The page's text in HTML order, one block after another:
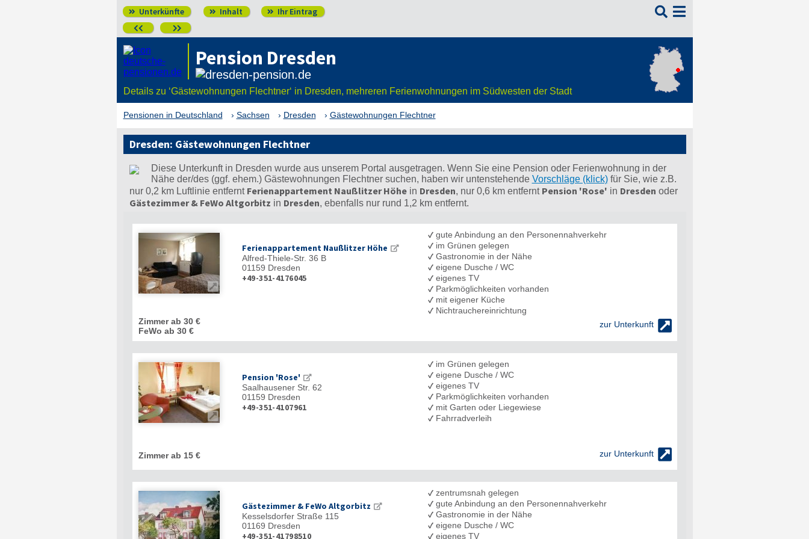
 Unterkünfte  Inhalt  Ihr Eintrag
 

Pension Dresden
Details zu ‘Gästewohnungen Flechtner‘ in Dresden, mehreren Ferienwohnungen im Südwesten der Stadt
Pensionen in Deutschland Sachsen Dresden Gästewohnungen Flechtner
Dresden: Gästewohnungen Flechtner
Diese Unterkunft in Dresden wurde aus unserem Portal ausgetragen. Wenn Sie eine Pension oder Ferienwohnung in der
Nähe der/des (ggf. ehem.) Gästewohnungen Flechtner suchen, haben wir untenstehende Vorschläge (klick)für Sie, wie z.B.
nur 0,2 km Luftlinie entfernt Ferienappartement Naußlitzer Höhein Dresden, nur 0,6 km entfernt Pension 'Rose' in Dresden oder
Gästezimmer & FeWo Altgorbitz in Dresden, ebenfalls nur rund 1,2 km entfernt.

Ferienappartement Naußlitzer Höhe
Alfred-Thiele-Str. 36 B
01159 Dresden
+49-351-4176045
Zimmer ab 30 €
FeWo ab 30 €
✓ gute Anbindung an den Personennahverkehr
✓ im Grünen gelegen
✓ Gastronomie in der Nähe
✓ eigene Dusche / WC
✓ eigenes TV
✓ Parkmöglichkeiten vorhanden
✓ mit eigener Küche
✓ Nichtrauchereinrichtung
zur Unterkunft 

Pension 'Rose'
Saalhausener Str. 62
01159 Dresden
+49-351-4107961
Zimmer ab 15 €
✓ im Grünen gelegen
✓ eigene Dusche / WC
✓ eigenes TV
✓ Parkmöglichkeiten vorhanden
✓ mit Garten oder Liegewiese
✓ Fahrradverleih
zur Unterkunft 
Gästezimmer & FeWo Altgorbitz
Kesselsdorfer Straße 115
01169 Dresden
+49-351-41798510
✓ zentrumsnah gelegen
✓ gute Anbindung an den Personennahverkehr
✓ Gastronomie in der Nähe
✓ eigene Dusche / WC
✓ eigenes TV